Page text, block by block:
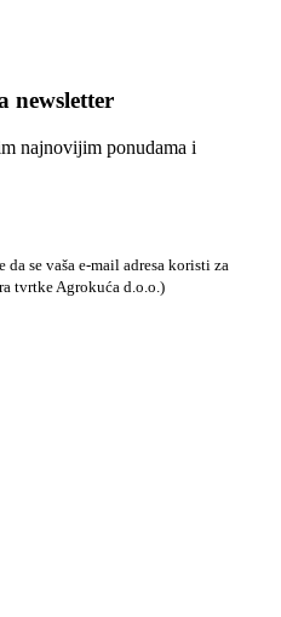
newsletter
najnovijim ponudama i
se vaša e-mail adresa koristi za
tvrtke Agrokuća d.o.o.)